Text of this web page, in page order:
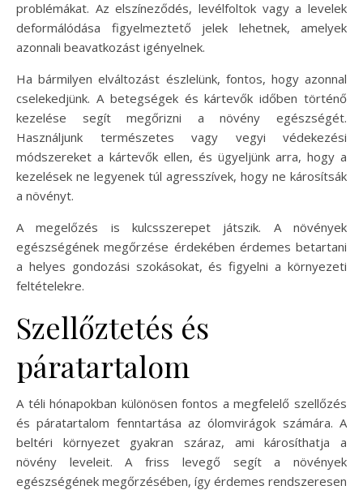
problémákat. Az elszíneződés, levélfoltok vagy a levelek
deformálódása figyelmeztető jelek lehetnek, amelyek
azonnali beavatkozást igényelnek.
Ha bármilyen elváltozást észlelünk, fontos, hogy azonnal
cselekedjünk. A betegségek és kártevők időben történő
kezelése segít megőrizni a növény egészségét.
Használjunk természetes vagy vegyi védekezési
módszereket a kártevők ellen, és ügyeljünk arra, hogy a
kezelések ne legyenek túl agresszívek, hogy ne károsítsák
a növényt.
A megelőzés is kulcsszerepet játszik. A növények
egészségének megőrzése érdekében érdemes betartani
a helyes gondozási szokásokat, és figyelni a környezeti
feltételekre.
Szellőztetés és
páratartalom
A téli hónapokban különösen fontos a megfelelő szellőzés
és páratartalom fenntartása az ólomvirágok számára. A
beltéri környezet gyakran száraz, ami károsíthatja a
növény leveleit. A friss levegő segít a növények
egészségének megőrzésében, így érdemes rendszeresen